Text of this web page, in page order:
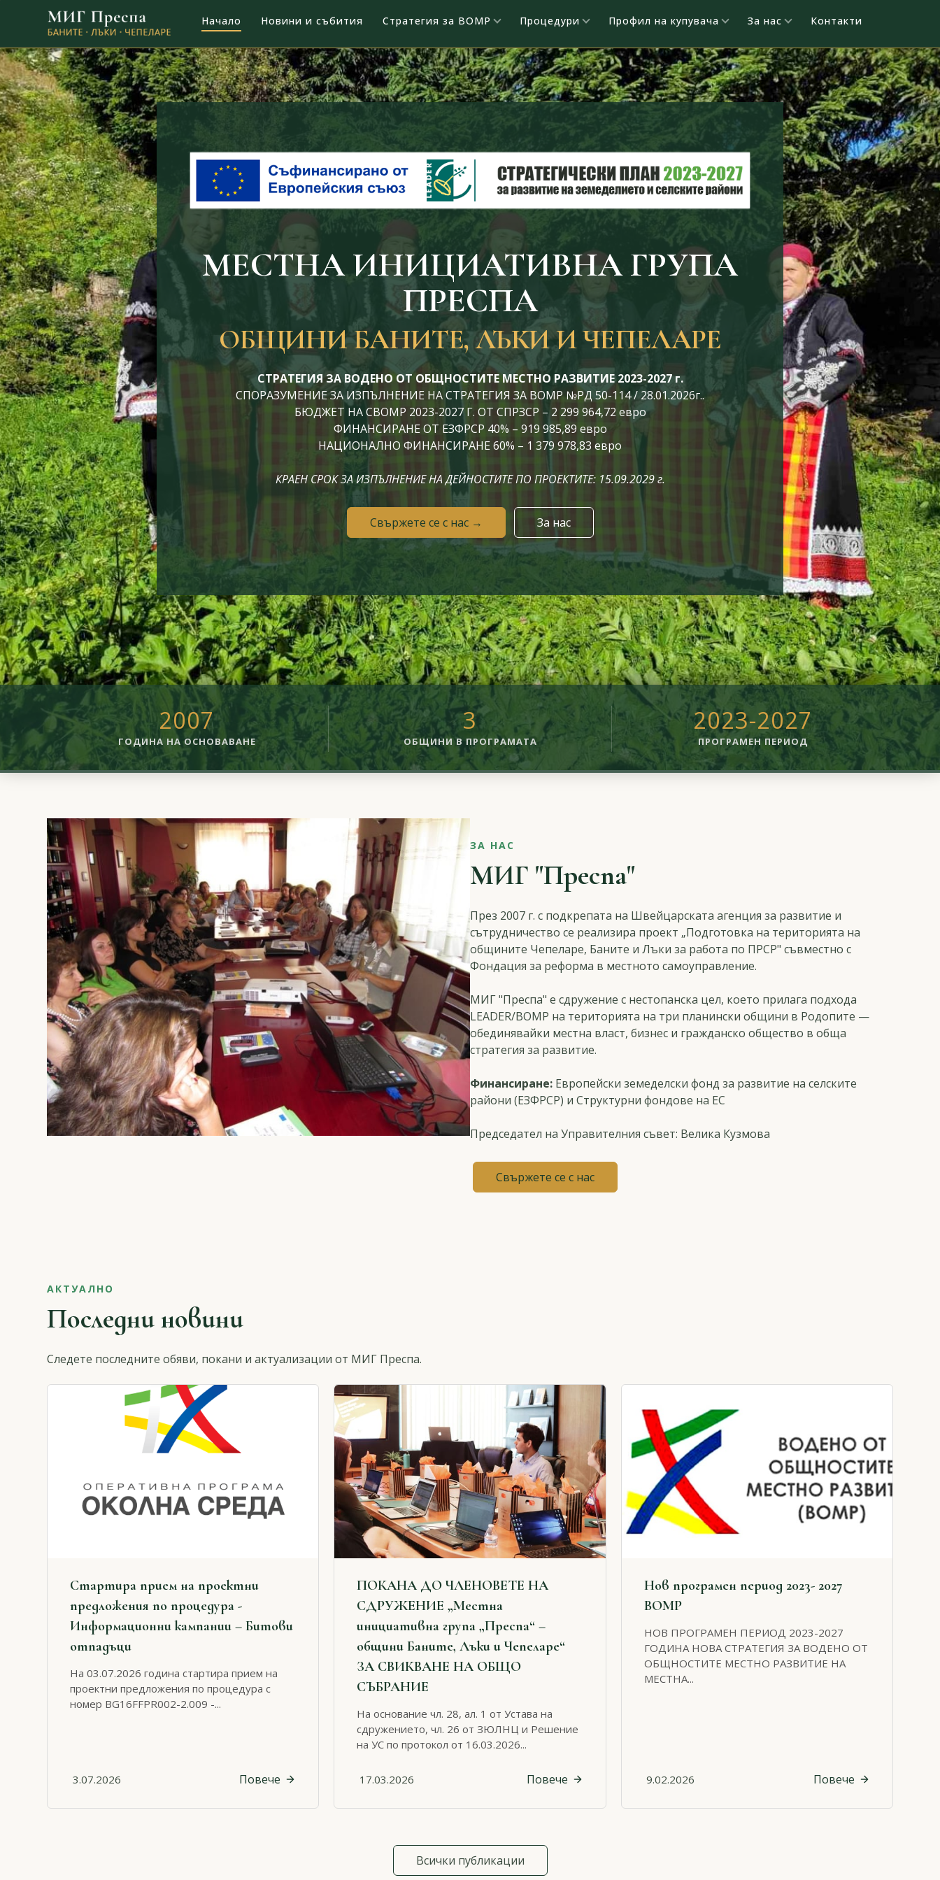
Начало Новини и събития Стратегия за ВОМР Процедури Профил на купувача За нас Контакти
MЕСТНА ИНИЦИАТИВНА ГРУПА
ПРЕСПА
ОБЩИНИ БАНИТЕ, ЛЪКИ И ЧЕПЕЛАРЕ
СТРАТЕГИЯ ЗА ВОДЕНО ОТ ОБЩНОСТИТЕ МЕСТНО РАЗВИТИЕ 2023-2027 г.
СПОРАЗУМЕНИЕ ЗА ИЗПЪЛНЕНИЕ НА СТРАТЕГИЯ ЗА ВОМР №РД 50-114 / 28.01.2026г..
БЮДЖЕТ НА СВОМР 2023-2027 Г. ОТ СПРЗСР – 2 299 964,72 евро
ФИНАНСИРАНЕ ОТ ЕЗФРСР 40% – 919 985,89 евро
НАЦИОНАЛНО ФИНАНСИРАНЕ 60% – 1 379 978,83 евро
КРАЕН СРОК ЗА ИЗПЪЛНЕНИЕ НА ДЕЙНОСТИТЕ ПО ПРОЕКТИТЕ: 15.09.2029 г.
Свържете се с нас → За нас
2007
ГОДИНА НА ОСНОВАВАНЕ
3
ОБЩИНИ В ПРОГРАМАТА
2023-2027
ПРОГРАМЕН ПЕРИОД
ЗА НАС
МИГ "Преспа"
През 2007 г. с подкрепата на Швейцарската агенция за развитие и
сътрудничество се реализира проект „Подготовка на територията на
общините Чепеларе, Баните и Лъки за работа по ПРСР" съвместно с
Фондация за реформа в местното самоуправление.
МИГ "Преспа" е сдружение с нестопанска цел, което прилага подхода
LEADER/ВОМР на територията на три планински общини в Родопите —
обединявайки местна власт, бизнес и гражданско общество в обща
стратегия за развитие.
Финансиране: Европейски земеделски фонд за развитие на селските
райони (ЕЗФРСР) и Структурни фондове на ЕС
Председател на Управителния съвет: Велика Кузмова
Свържете се с нас
АКТУАЛНО
Последни новини
Следете последните обяви, покани и актуализации от МИГ Преспа.
Стартира прием на проектни
предложения по процедура -
Информационни кампании – Битови
отпадъци
На 03.07.2026 година стартира прием на
проектни предложения по процедура с
номер BG16FFPR002-2.009 -...
3.07.2026 Повече
ПОКАНА ДО ЧЛЕНОВЕТЕ НА
СДРУЖЕНИЕ „Местна
инициативна група „Преспа“ –
общини Баните, Лъки и Чепеларе“
ЗА СВИКВАНЕ НА ОБЩО
СЪБРАНИЕ
На основание чл. 28, ал. 1 от Устава на
сдружението, чл. 26 от ЗЮЛНЦ и Решение
на УС по протокол от 16.03.2026...
17.03.2026 Повече
Нов програмен период 2023- 2027
ВОМР
НОВ ПРОГРАМЕН ПЕРИОД 2023-2027
ГОДИНА НОВА СТРАТЕГИЯ ЗА ВОДЕНО ОТ
ОБЩНОСТИТЕ МЕСТНО РАЗВИТИЕ НА
МЕСТНА...
9.02.2026 Повече
Всички публикации